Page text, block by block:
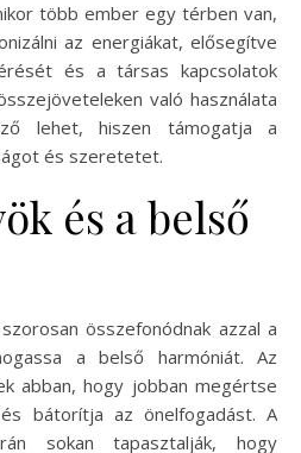
több ember egy térben van,
az energiákat, elősegítve
és a társas kapcsolatok
való használata
lehet, hiszen támogatja a
és szeretetet.
és a belső
összefonódnak azzal a
a belső harmóniát. Az
abban, hogy jobban megértse
bátorítja az önelfogadást. A
sokan tapasztalják, hogy